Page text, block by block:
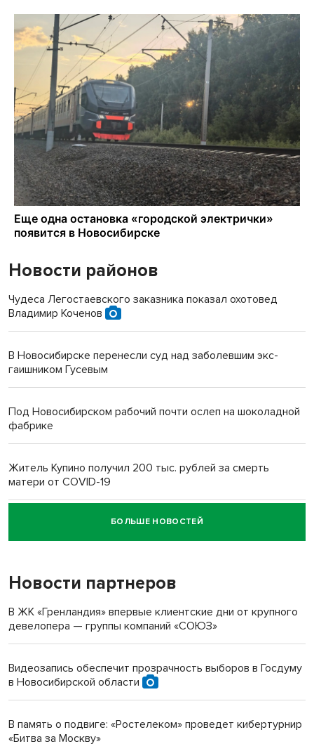
Новости районов
Чудеса Легостаевского заказника показал охотовед
Владимир Коченов
В Новосибирске перенесли суд над заболевшим экс-
гаишником Гусевым
Под Новосибирском рабочий почти ослеп на шоколадной
фабрике
Житель Купино получил 200 тыс. рублей за смерть
матери от COVID-19
Новосибирский суд наказал водителя за смерть
пенсионерки на вокзале
БОЛЬШЕ НОВОСТЕЙ
Новости партнеров
В ЖК «Гренландия» впервые клиентские дни от крупного
девелопера — группы компаний «СОЮЗ»
Видеозапись обеспечит прозрачность выборов в Госдуму
в Новосибирской области
В память о подвиге: «Ростелеком» проведет кибертурнир
«Битва за Москву»